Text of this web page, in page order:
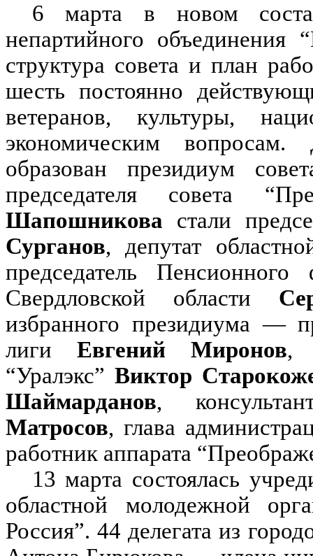
6 марта в новом
непартийного объединения
структура совета и план
шесть постоянно
ветеранов, культуры,
экономическим
образован президиум
председателя совета
Шапошникова стали
Сурганов, депутат
председатель
Свердловской области
избранного президиума —
лиги Евгений Миронов,
“Уралэкс” Виктор
Шаймарданов,
Матросов, глава
работник аппарата
13 марта состоялась
областной молодежной
Россия”. 44 делегата из